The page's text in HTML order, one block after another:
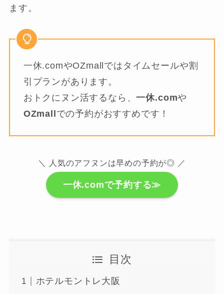
ます。
一休.comやOZmallではタイムセールや割
引プランがあります。
おトクにヌン活するなら、一休.comや
OZmallでの予約がおすすめです！
＼ 人気のアフヌンは早めの予約が◎ ／
一休.comで予約する≫
目次
ホテルモントレ大阪